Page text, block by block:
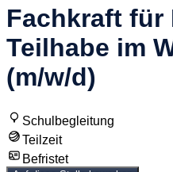
Fachkraft
Teilhabe im
(m/w/d)
Schulbegleitung
Teilzeit
Befristet